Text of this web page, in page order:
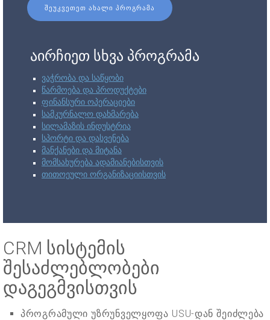
ᲨᲔᲣᲙᲕᲔᲗᲔᲗ ᲐᲮᲐᲚᲘ ᲞᲠᲝᲒᲠᲐᲛᲐ
აირჩიეთ სხვა პროგრამა
ვაჭრობა და საწყობი
წარმოება და პროდუქტები
ფინანსური ოპერაციები
სამკურნალო დახმარება
სილამაზის ინდუსტრია
სპორტი და დასვენება
მანქანები და მიტანა
მომსახურება ადამიანებისთვის
თითოეული ორგანიზაციისთვის
CRM სისტემის
შესაძლებლობები
დაგეგმვისთვის
პროგრამული უზრუნველყოფა USU-დან შეიძლება